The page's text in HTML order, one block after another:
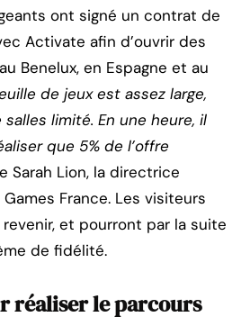
ont signé un contrat de
Activate afin d’ouvrir des
Benelux, en Espagne et au
de jeux est assez large,
limité. En une heure, il
que 5% de l’offre
Sarah Lion, la directrice
France. Les visiteurs
et pourront par la suite
de fidélité.
réaliser le parcours